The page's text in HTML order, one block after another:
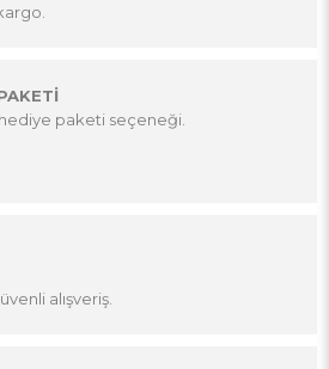
paketi seçeneği.
alışveriş.